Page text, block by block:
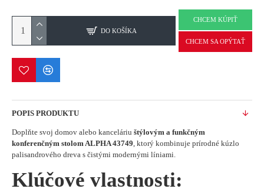
DO KOŠÍKA
CHCEM KÚPIŤ
CHCEM SA OPÝTAŤ
POPIS PRODUKTU
Doplňte svoj domov alebo kanceláriu štýlovým a funkčným
konferenčným stolom ALPHA 43749, ktorý kombinuje prírodné kúzlo
palisandrového dreva s čistými modernými líniami.
Klúčové vlastnosti: